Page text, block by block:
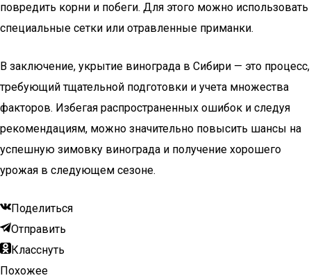
повредить корни и побеги. Для этого можно использовать
специальные сетки или отравленные приманки.
В заключение, укрытие винограда в Сибири — это процесс,
требующий тщательной подготовки и учета множества
факторов. Избегая распространенных ошибок и следуя
рекомендациям, можно значительно повысить шансы на
успешную зимовку винограда и получение хорошего
урожая в следующем сезоне.
Поделиться
Отправить
Класснуть
Похожее